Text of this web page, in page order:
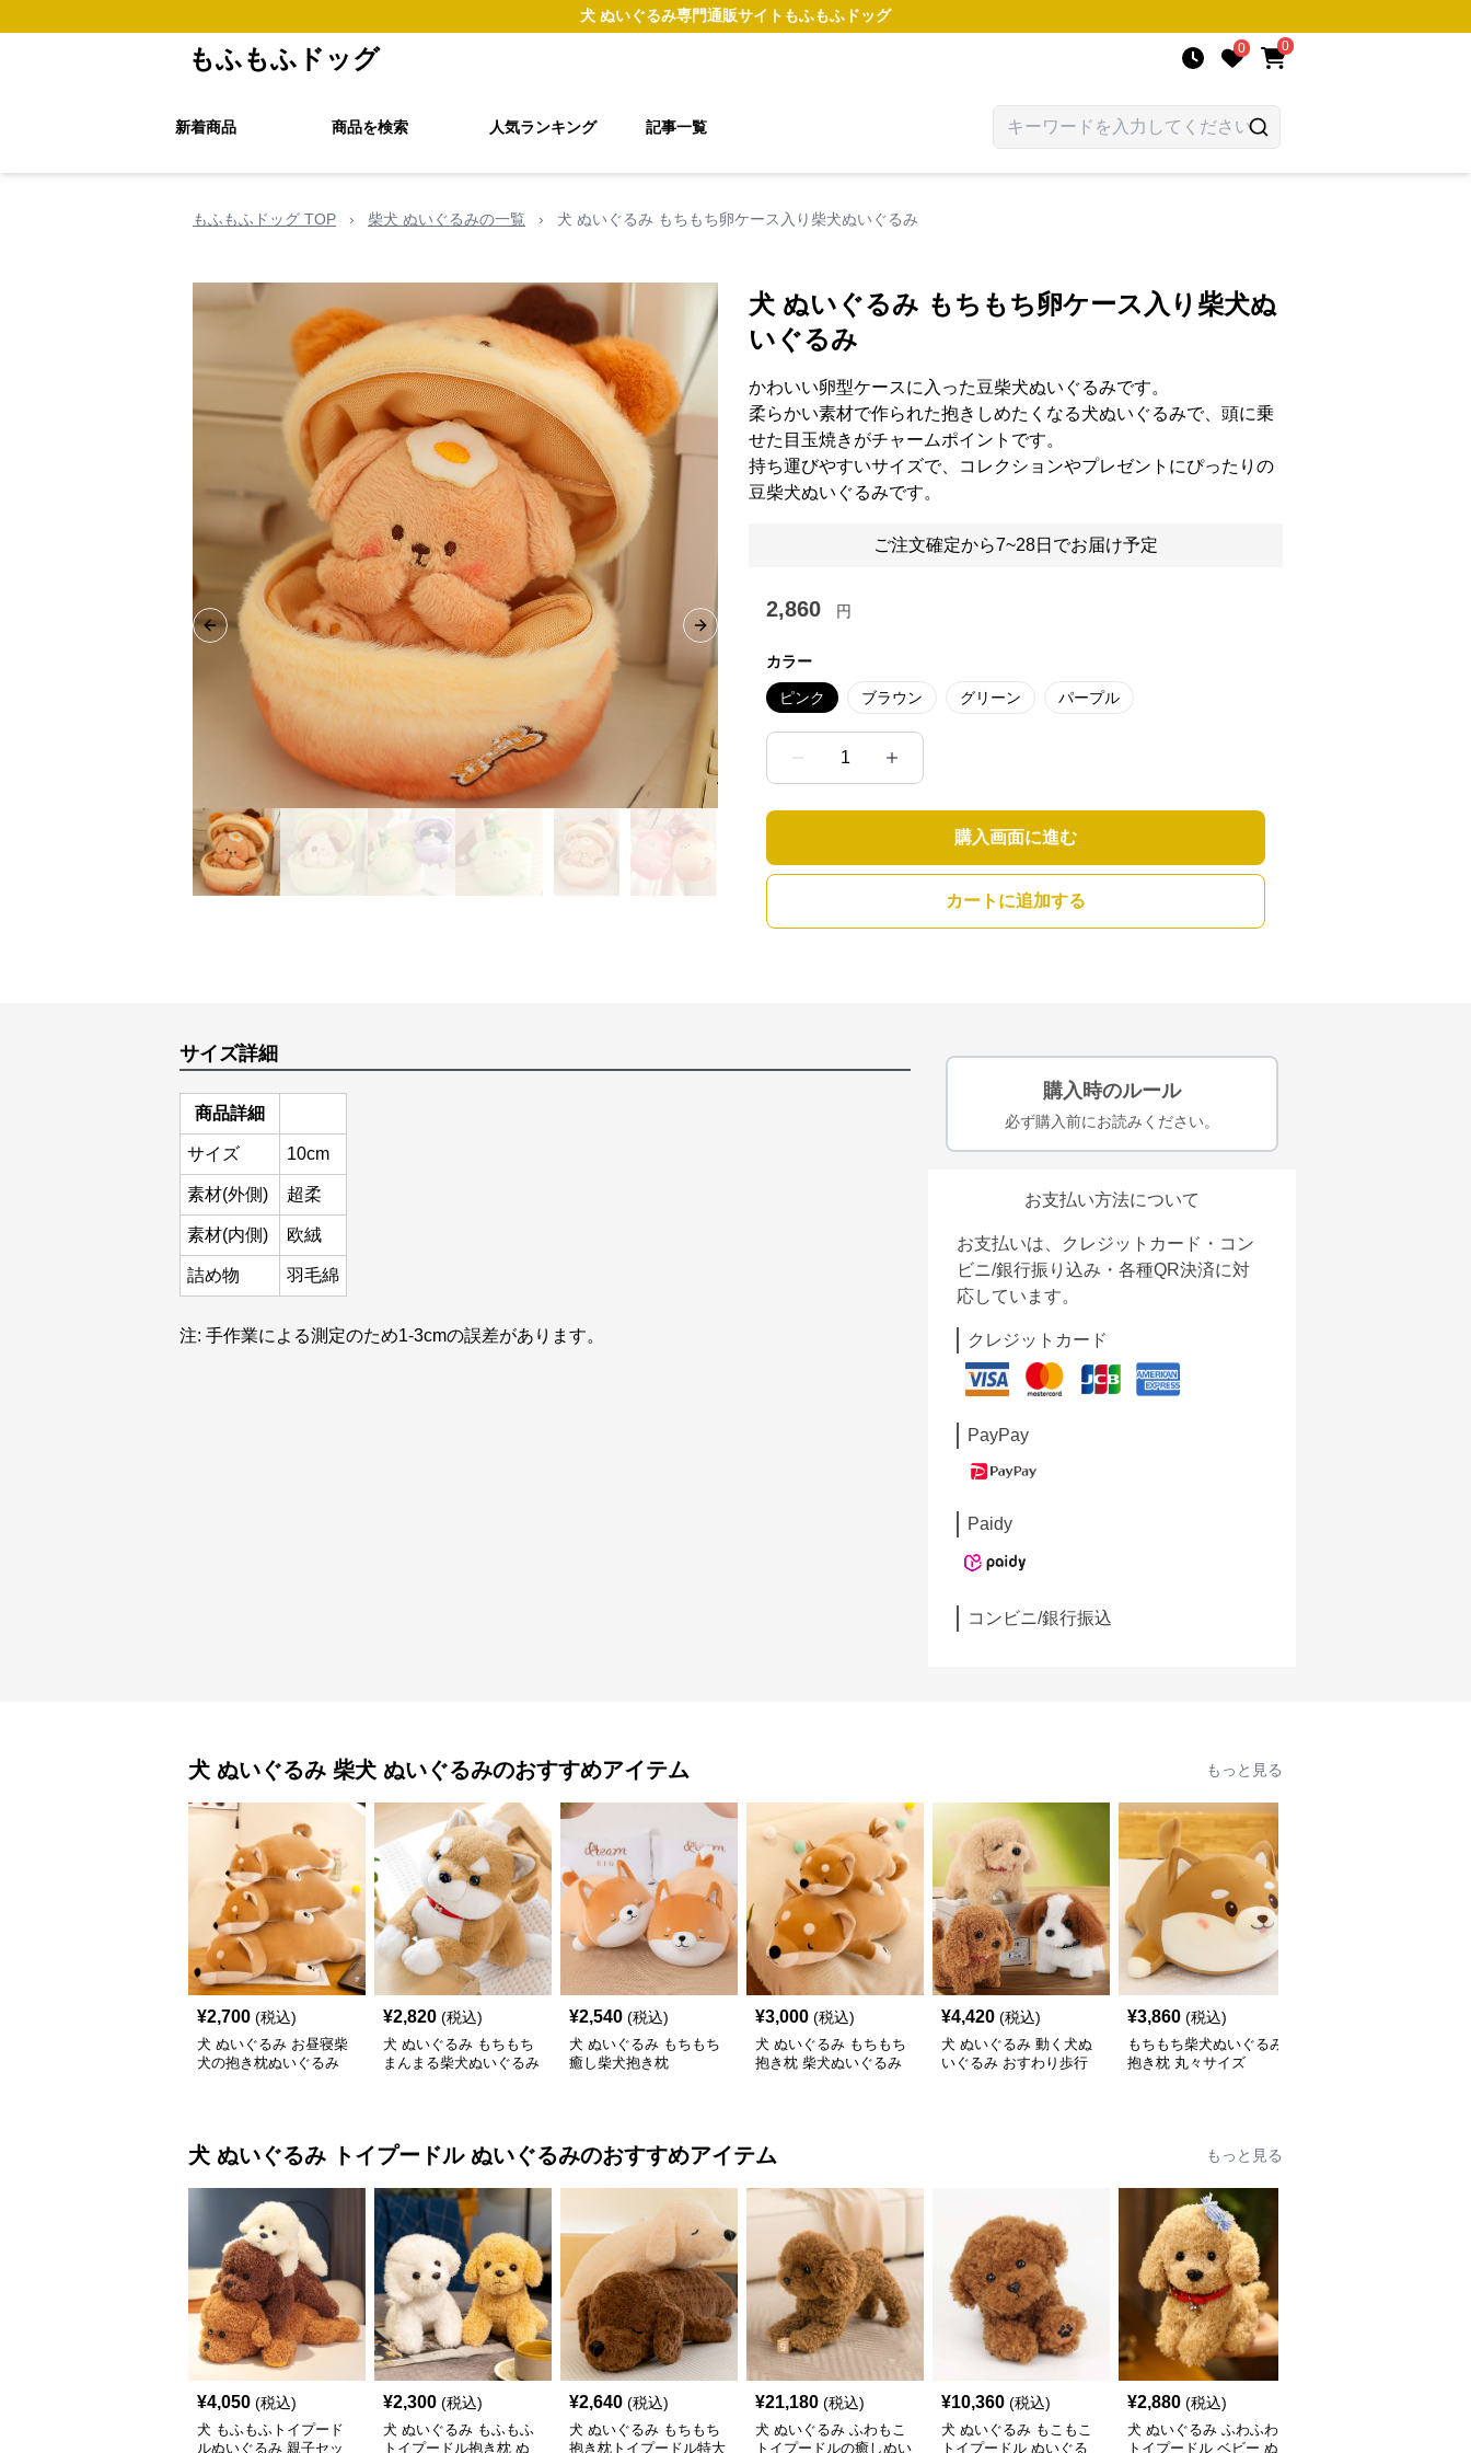
犬 ぬいぐるみ専門通販サイト もふもふドッグ
もふもふドッグ 0 0
新着商品 商品を検索 人気ランキング 記事一覧
もふもふドッグ TOP › 柴犬 ぬいぐるみの一覧 › 犬 ぬいぐるみ もちもち卵ケース入り柴犬ぬいぐるみ
Previous slide Next slide
犬 ぬいぐるみ もちもち卵ケース入り柴犬ぬ
いぐるみ
かわいい卵型ケースに入った豆柴犬ぬいぐるみです。
柔らかい素材で作られた抱きしめたくなる犬ぬいぐるみで、頭に乗
せた目玉焼きがチャームポイントです。
持ち運びやすいサイズで、コレクションやプレゼントにぴったりの
豆柴犬ぬいぐるみです。
ご注文確定から7~28日でお届け予定
2,860 円
カラー
ピンク ブラウン グリーン パープル
1
購入画面に進む
カートに追加する
サイズ詳細
商品詳細
サイズ 10cm
素材(外側) 超柔
素材(内側) 欧絨
詰め物 羽毛綿
注: 手作業による測定のため1-3cmの誤差があります。
購入時のルール
必ず購入前にお読みください。
お支払い方法について
お支払いは、クレジットカード・コン
ビニ/銀行振り込み・各種QR決済に対
応しています。
クレジットカード
PayPay
Paidy
コンビニ/銀行振込
犬 ぬいぐるみ 柴犬 ぬいぐるみのおすすめアイテム もっと見る
¥2,700 (税込)
犬 ぬいぐるみ お昼寝柴
犬の抱き枕ぬいぐるみ
¥2,820 (税込)
犬 ぬいぐるみ もちもち
まんまる柴犬ぬいぐるみ
¥2,540 (税込)
犬 ぬいぐるみ もちもち
癒し柴犬抱き枕
¥3,000 (税込)
犬 ぬいぐるみ もちもち
抱き枕 柴犬ぬいぐるみ
¥4,420 (税込)
犬 ぬいぐるみ 動く犬ぬ
いぐるみ おすわり歩行
¥3,860 (税込)
もちもち柴犬ぬいぐるみ
抱き枕 丸々サイズ
犬 ぬいぐるみ トイプードル ぬいぐるみのおすすめアイテム もっと見る
¥4,050 (税込)
犬 もふもふトイプード
ルぬいぐるみ 親子セッ
¥2,300 (税込)
犬 ぬいぐるみ もふもふ
トイプードル抱き枕 ぬ
¥2,640 (税込)
犬 ぬいぐるみ もちもち
抱き枕トイプードル特大
¥21,180 (税込)
犬 ぬいぐるみ ふわもこ
トイプードルの癒しぬい
¥10,360 (税込)
犬 ぬいぐるみ もこもこ
トイプードル ぬいぐる
¥2,880 (税込)
犬 ぬいぐるみ ふわふわ
トイプードル ベビー ぬ